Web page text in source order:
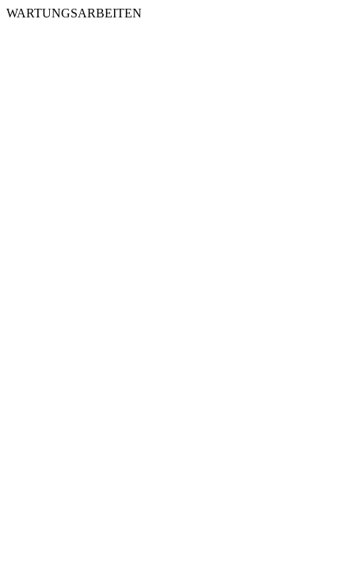
WARTUNGSARBEITEN